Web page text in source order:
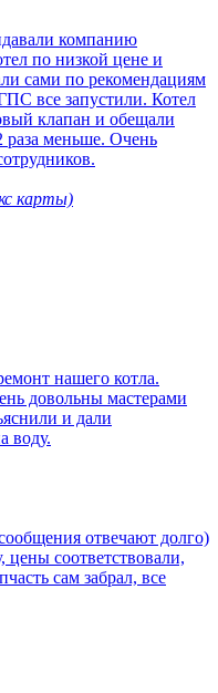
компанию
по низкой цене и
сами по рекомендациям
все запустили. Котел
клапан и обещали
раза меньше. Очень
карты)
нашего котла.
довольны мастерами
и дали
воду.
отвечают долго)
цены соответствовали,
сам забрал, все